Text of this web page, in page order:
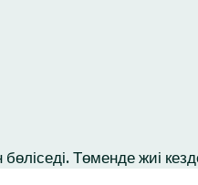
Төменде жиі